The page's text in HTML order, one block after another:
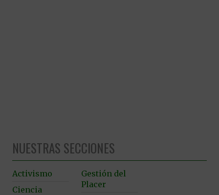
NUESTRAS SECCIONES
Activismo
Ciencia
Gestión del
Placer